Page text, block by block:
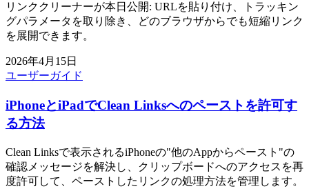
リンククリーナーが本日公開: URLを貼り付け、トラッキン
グパラメータを取り除き、どのブラウザからでも短縮リンク
を展開できます。
2026年4月15日
ユーザーガイド
iPhoneとiPadでClean Linksへのペーストを許可す
る方法
Clean Linksで表示されるiPhoneの"他のAppからペースト"の
確認メッセージを解決し、クリップボードへのアクセスを再
度許可して、ペーストしたリンクの処理方法を管理します。